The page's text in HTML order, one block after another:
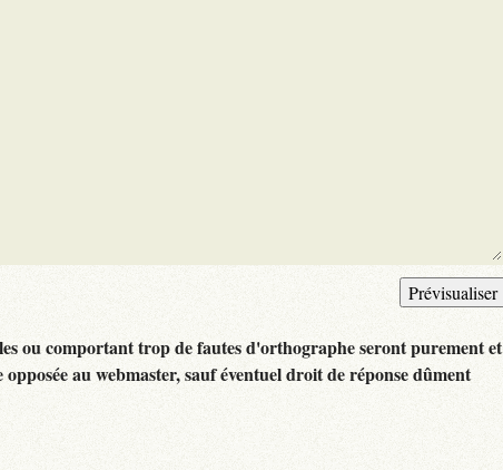
ou comportant trop de fautes d'orthographe seront purement et
au webmaster, sauf éventuel droit de réponse dûment